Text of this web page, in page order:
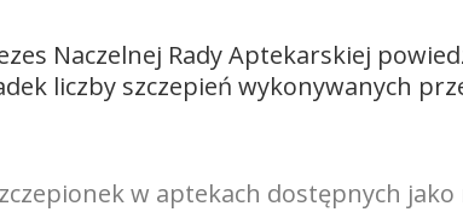
Naczelnej Rady Aptekarskiej
liczby szczepień wykonywanych
w aptekach dostępnych